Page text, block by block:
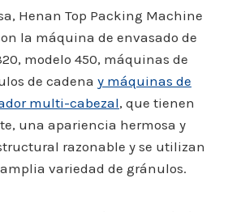
Henan Top Packing Machine
la máquina de envasado de
modelo 450, máquinas de
de cadena y máquinas de
multi-cabezal, que tienen
una apariencia hermosa y
razonable y se utilizan
variedad de gránulos.